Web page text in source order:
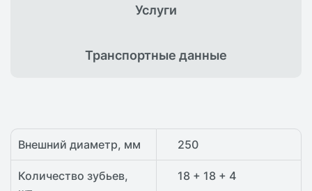
Услуги
Транспортныеданные
Внешний диаметр, мм 250
Количество зубьев,
18 + 18 + 4